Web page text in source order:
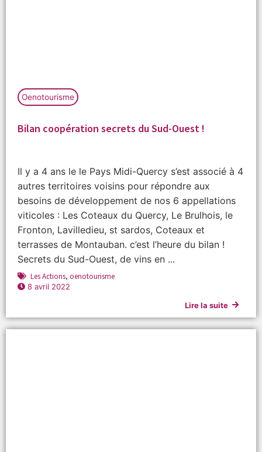
Oenotourisme
Bilan coopération secrets du Sud-Ouest !
Il y a 4 ans le le Pays Midi-Quercy s’est associé à 4
autres territoires voisins pour répondre aux
besoins de développement de nos 6 appellations
viticoles : Les Coteaux du Quercy, Le Brulhois, le
Fronton, Lavilledieu, st sardos, Coteaux et
terrasses de Montauban. c’est l’heure du bilan !
Secrets du Sud-Ouest, de vins en ...
Les Actions, oenotourisme
8 avril 2022
Lire la suite